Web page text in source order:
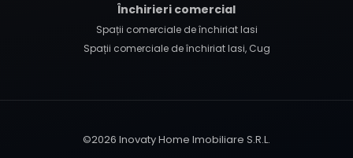
Închirieri comercial
Spații comerciale de închiriat Iasi
Spații comerciale de închiriat Iasi, Cug
©2026 Inovaty Home Imobiliare S.R.L.